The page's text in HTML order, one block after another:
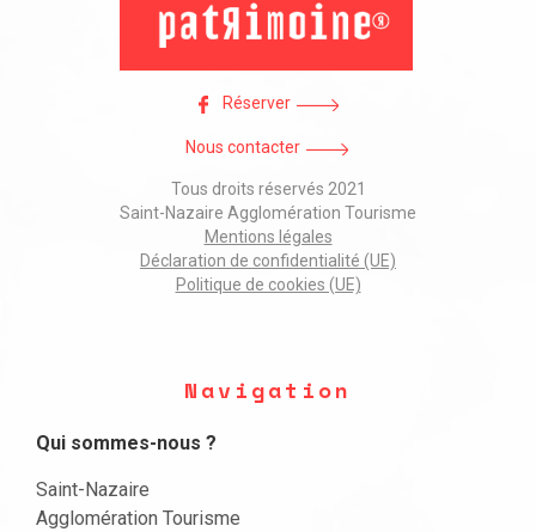
Réserver
Nous contacter
Tous droits réservés 2021
Saint-Nazaire Agglomération Tourisme
Mentions légales
Déclaration de confidentialité (UE)
Politique de cookies (UE)
Navigation
Qui sommes-nous ?
Saint-Nazaire
Agglomération Tourisme